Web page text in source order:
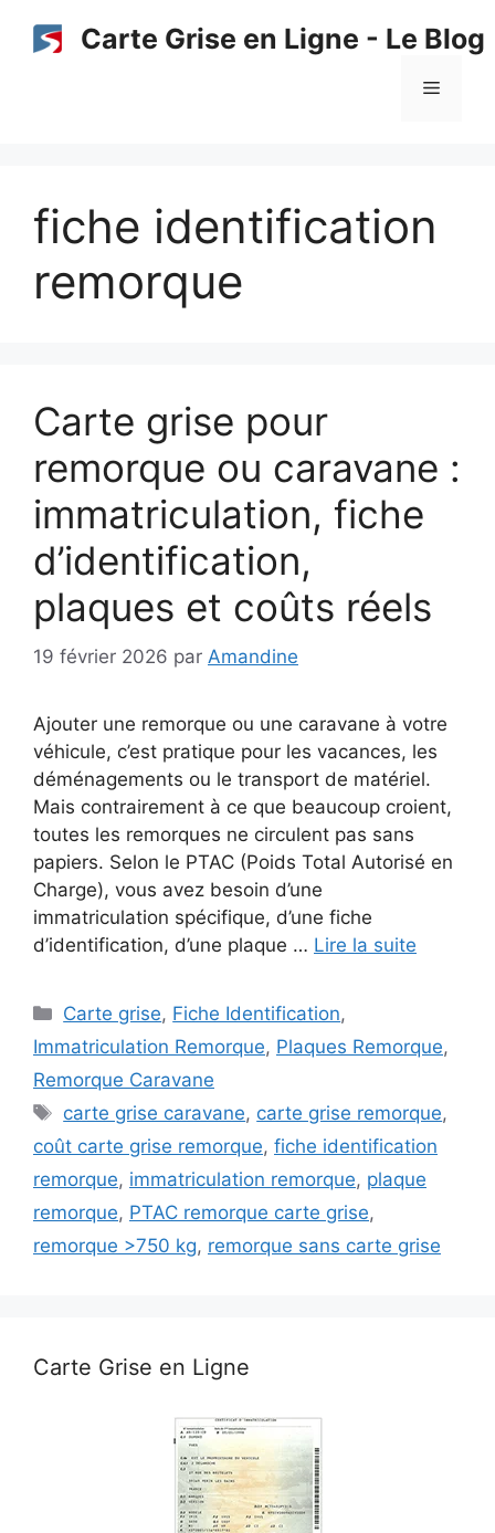
Carte Grise en Ligne - Le Blog
Menu
fiche identification
remorque
Carte grise pour
remorque ou caravane :
immatriculation, fiche
d’identification,
plaques et coûts réels
19 février 2026 par Amandine
Ajouter une remorque ou une caravane à votre
véhicule, c’est pratique pour les vacances, les
déménagements ou le transport de matériel.
Mais contrairement à ce que beaucoup croient,
toutes les remorques ne circulent pas sans
papiers. Selon le PTAC (Poids Total Autorisé en
Charge), vous avez besoin d’une
immatriculation spécifique, d’une fiche
d’identification, d’une plaque … Lire la suite
Catégories
Carte grise, Fiche Identification,
Immatriculation Remorque, Plaques Remorque,
Remorque Caravane
Étiquettes
carte grise caravane, carte grise remorque,
coût carte grise remorque, fiche identification
remorque, immatriculation remorque, plaque
remorque, PTAC remorque carte grise,
remorque >750 kg, remorque sans carte grise
Carte Grise en Ligne